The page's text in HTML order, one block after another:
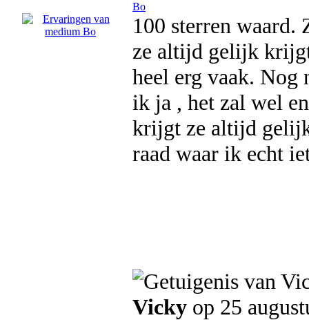
Bo
100 sterren waard.
ze altijd gelijk
heel erg vaak. Nog
ik ja , het zal wel
krijgt ze altijd
raad waar ik echt
Vicky op 25